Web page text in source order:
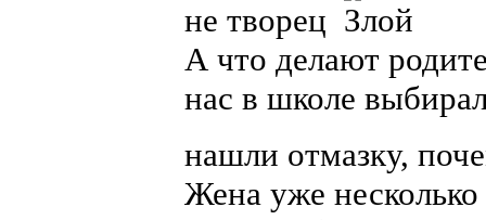
не творец
А что делают
нас в школе
нашли отмазку,
Жена уже несколько